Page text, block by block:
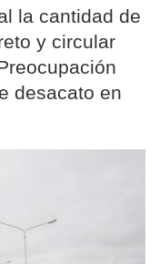
la cantidad de
y circular
desacato en